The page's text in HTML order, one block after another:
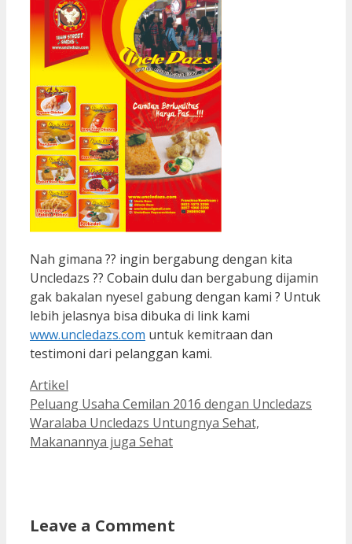
Nah gimana ?? ingin bergabung dengan kita
Uncledazs ?? Cobain dulu dan bergabung dijamin
gak bakalan nyesel gabung dengan kami ? Untuk
lebih jelasnya bisa dibuka di link kami
www.uncledazs.com untuk kemitraan dan
testimoni dari pelanggan kami.
Artikel
Peluang Usaha Cemilan 2016 dengan Uncledazs
Waralaba Uncledazs Untungnya Sehat,
Makanannya juga Sehat
Leave a Comment